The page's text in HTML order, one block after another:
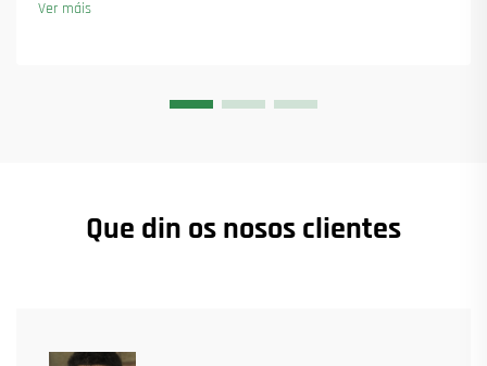
Ver máis
Que din os nosos clientes